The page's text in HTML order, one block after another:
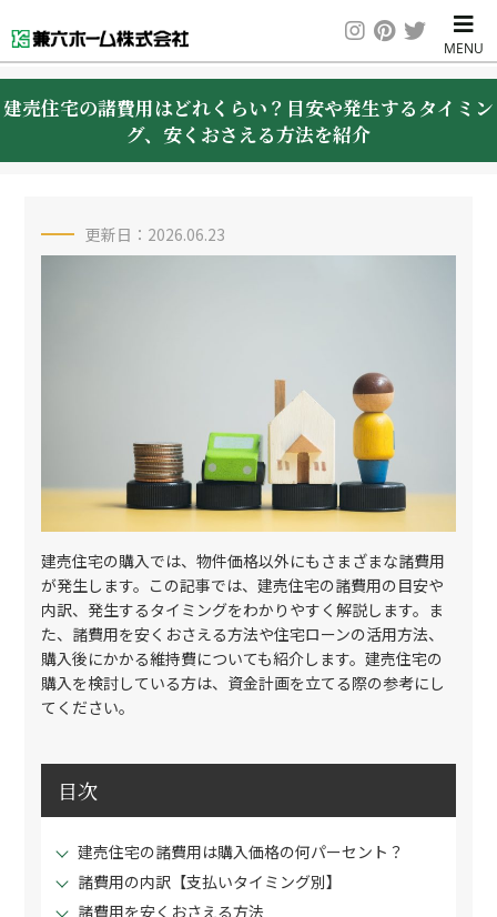
建売住宅の諸費用はどれくらい？目安や発生するタイミン
グ、安くおさえる方法を紹介
更新日：2026.06.23
建売住宅の購入では、物件価格以外にもさまざまな諸費用
が発生します。この記事では、建売住宅の諸費用の目安や
内訳、発生するタイミングをわかりやすく解説します。ま
た、諸費用を安くおさえる方法や住宅ローンの活用方法、
購入後にかかる維持費についても紹介します。建売住宅の
購入を検討している方は、資金計画を立てる際の参考にし
てください。
目次
建売住宅の諸費用は購入価格の何パーセント？
諸費用の内訳【支払いタイミング別】
諸費用を安くおさえる方法